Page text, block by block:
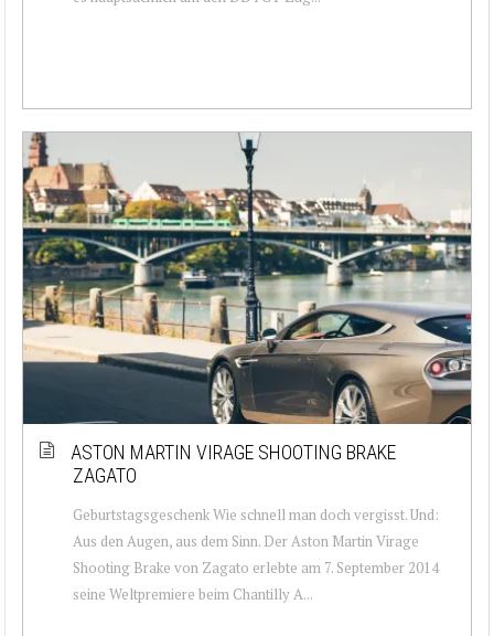
ASTON MARTIN VIRAGE SHOOTING BRAKE
ZAGATO
Geburtstagsgeschenk Wie schnell man doch vergisst. Und:
Aus den Augen, aus dem Sinn. Der Aston Martin Virage
Shooting Brake von Zagato erlebte am 7. September 2014
seine Weltpremiere beim Chantilly A...